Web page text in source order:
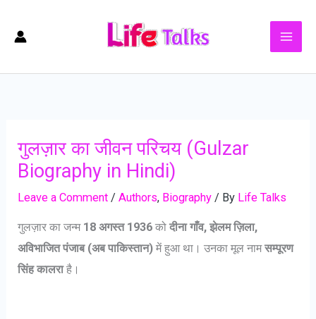
गुलज़ार का जीवन परिचय (Gulzar
Biography in Hindi)
Leave a Comment /Authors, Biography / By Life Talks
गुलज़ार का जन्म 18 अगस्त 1936 कोदीना गाँव, झेलम ज़िला,
अविभाजित पंजाब (अब पाकिस्तान) में हुआ था। उनका मूल नामसम्पूरण
सिंह कालराहै।